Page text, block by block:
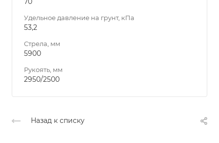
Удельное давление на грунт, кПа
53,2
Стрела, мм
5900
Рукоять, мм
2950/2500
Назад к списку